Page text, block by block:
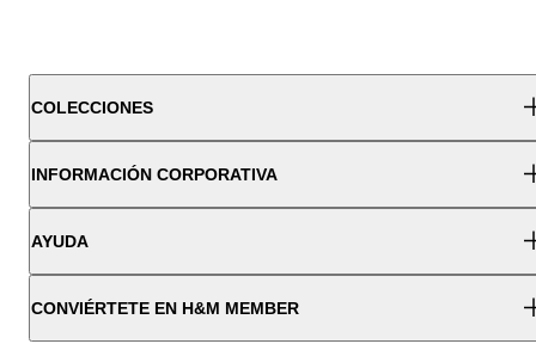
COLECCIONES
INFORMACIÓN CORPORATIVA
AYUDA
CONVIÉRTETE EN H&M MEMBER